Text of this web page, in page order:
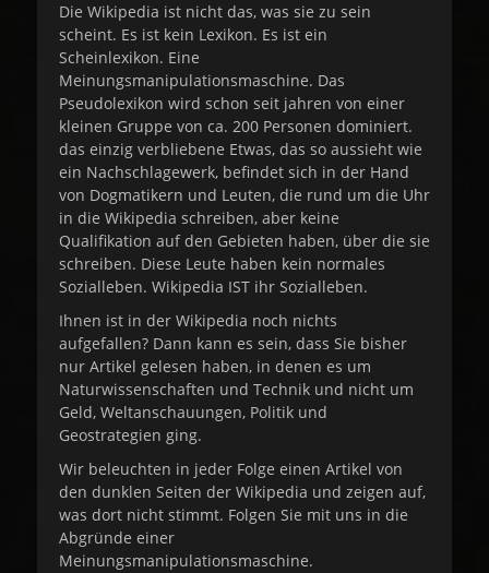
Die Wikipedia ist nicht das, was sie zu sein
scheint. Es ist kein Lexikon. Es ist ein
Scheinlexikon. Eine
Meinungsmanipulationsmaschine. Das
Pseudolexikon wird schon seit jahren von einer
kleinen Gruppe von ca. 200 Personen dominiert.
das einzig verbliebene Etwas, das so aussieht wie
ein Nachschlagewerk, befindet sich in der Hand
von Dogmatikern und Leuten, die rund um die Uhr
in die Wikipedia schreiben, aber keine
Qualifikation auf den Gebieten haben, über die sie
schreiben. Diese Leute haben kein normales
Sozialleben. Wikipedia IST ihr Sozialleben.
Ihnen ist in der Wikipedia noch nichts
aufgefallen? Dann kann es sein, dass Sie bisher
nur Artikel gelesen haben, in denen es um
Naturwissenschaften und Technik und nicht um
Geld, Weltanschauungen, Politik und
Geostrategien ging.
Wir beleuchten in jeder Folge einen Artikel von
den dunklen Seiten der Wikipedia und zeigen auf,
was dort nicht stimmt. Folgen Sie mit uns in die
Abgründe einer
Meinungsmanipulationsmaschine.